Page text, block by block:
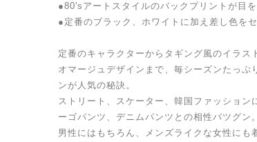
●80'sアートスタイルのバックプリントが目
●定番のブラック、ホワイトに加え差し色を
定番のキャラクターからタギング風のイラス
オマージュデザインまで、毎シーズンたっぷ
ンが人気の秘訣。
ストリート、スケーター、韓国ファッション
ーゴパンツ、デニムパンツとの相性バツグン。
男性にはもちろん、メンズライクな女性にも